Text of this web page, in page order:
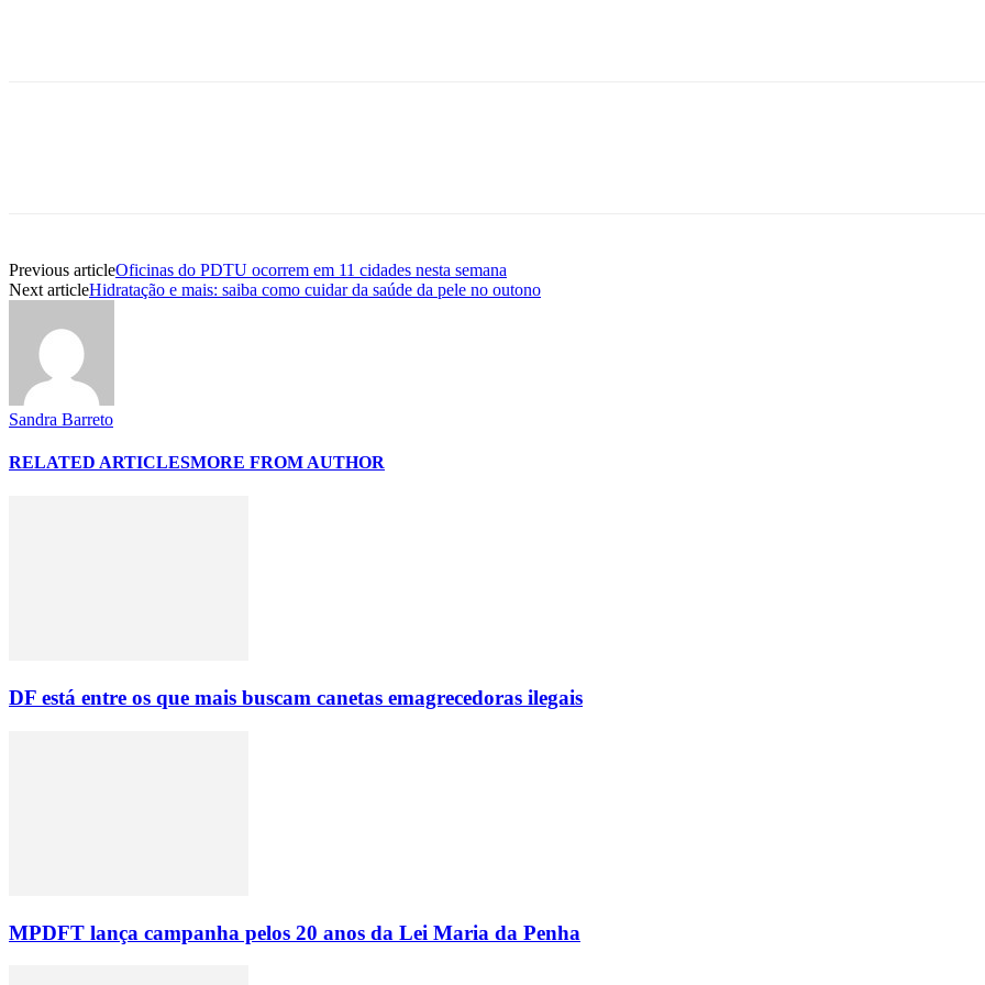
Previous articleOficinas do PDTU ocorrem em 11 cidades nesta semana
Next articleHidratação e mais: saiba como cuidar da saúde da pele no outono
Sandra Barreto
RELATED ARTICLESMORE FROM AUTHOR
DF está entre os que mais buscam canetas emagrecedoras ilegais
MPDFT lança campanha pelos 20 anos da Lei Maria da Penha